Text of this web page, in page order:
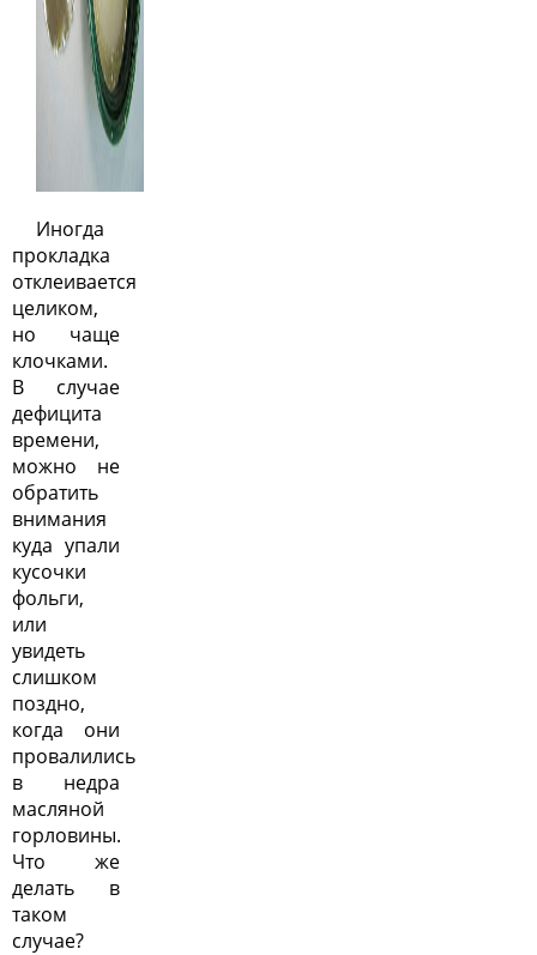
Иногда
прокладка
отклеивается
целиком,
но чаще
клочками.
В случае
дефицита
времени,
можно не
обратить
внимания
куда упали
кусочки
фольги,
или
увидеть
слишком
поздно,
когда они
провалились
в недра
масляной
горловины.
Что же
делать в
таком
случае?